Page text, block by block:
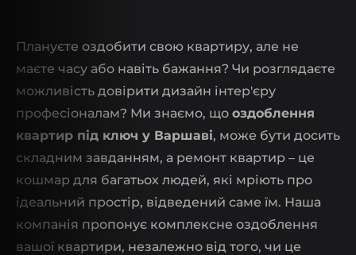
Плануєте оздобити свою квартиру, але не
маєте часу або навіть бажання? Чи розглядаєте
можливість довірити дизайн інтер'єру
професіоналам? Ми знаємо, що оздоблення
квартир під ключ у Варшаві, може бути досить
складним завданням, а ремонт квартир – це
кошмар для багатьох людей, які мріють про
ідеальний простір, відведений саме їм. Наша
компанія пропонує комплексне оздоблення
вашої квартири, незалежно від того, чи це